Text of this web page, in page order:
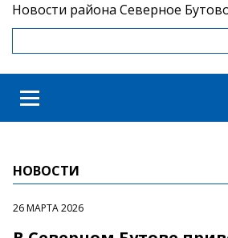
Новости района Северное
НОВОСТИ
26 МАРТА 2026